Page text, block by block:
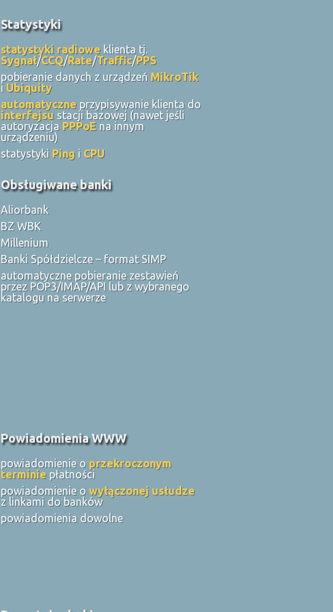
Statystyki
statystyki radiowe klienta tj.
Sygnał/CCQ/Rate/Traffic/PPS
pobieranie danych z urządzeń MikroTik
i Ubiquity
automatyczne przypisywanie klienta do
interfejsu stacji bazowej (nawet jeśli
autoryzacja PPPoE na innym
urządzeniu)
statystyki Ping i CPU
Obsługiwane banki
Aliorbank
BZ WBK
Millenium
Banki Spółdzielcze – format SIMP
automatyczne pobieranie zestawień
przez POP3/IMAP/API lub z wybranego
katalogu na serwerze
Powiadomienia WWW
powiadomienie o przekroczonym
terminie płatności
powiadomienie o wyłączonej usłudze
z linkami do banków
powiadomienia dowolne